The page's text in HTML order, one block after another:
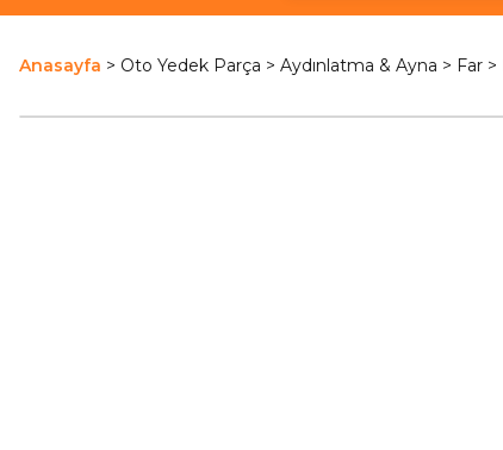
Anasayfa Oto Yedek Parça Aydınlatma & Ayna Far